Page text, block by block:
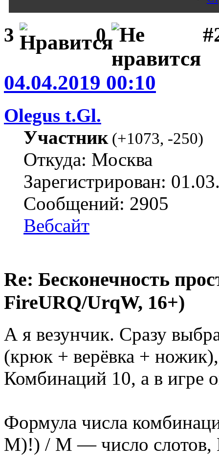
3 0
04.04.2019 00:10
Olegus t.Gl.
Участник(+1073, -250)
Откуда: Москва
Зарегистрирован:
Сообщений: 2905
Вебсайт
Re: Бесконечность
FireURQ/UrqW, 16+)
А я везунчик. Сразу
(крюк + верёвка + ножик),
Комбинаций 10, а в игре
Формула числа
M)!) / M — число слотов,